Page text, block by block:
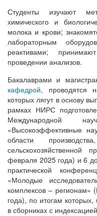
Студенты изучают
химического и
молока и крови;
лабораторным
реактивами;
проведении анализов.
Бакалаврами и
кафедрой, проводятся
которых лягут в основу
рамках НИРС
Международной
«Высокоэффективные
области
сельскохозяйственной
февраля 2025 года) и 6
практической
«Молодые
комплексов – регионам»
года), по итогам
в сборниках с